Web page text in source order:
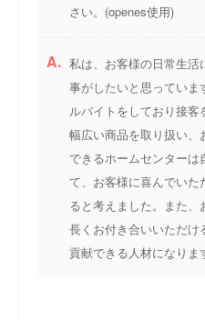
さい。(openes使用)
A. 私は、お客様の日常生
事がしたいと思っていま
ルバイトをしており接客
幅広い商品を取り扱い
できるホームセンターは
て、お客様に喜んでいた
ると考えました。また、
長くお付き合いいただけ
貢献できる人材になりま